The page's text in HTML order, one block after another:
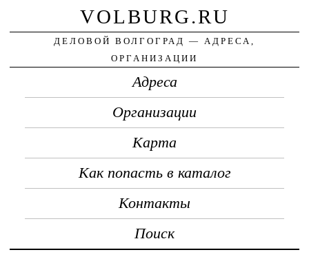
VOLBURG.RU
ДЕЛОВОЙ ВОЛГОГРАД — АДРЕСА,
ОРГАНИЗАЦИИ
Адреса
Организации
Карта
Как попасть в каталог
Контакты
Поиск